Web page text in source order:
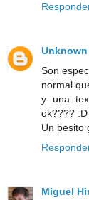
Unknown
Son
normal
y una
ok???? :D
Un besito
Miguel